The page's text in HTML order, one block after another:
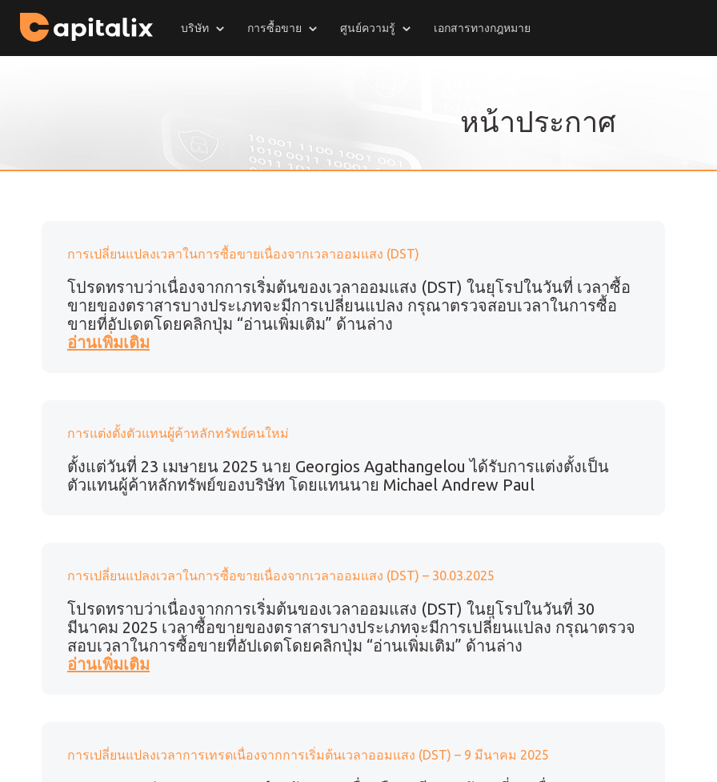
บริษัท การซื้อขาย ศูนย์ความรู้ เอกสารทางกฎหมาย
หน้าประกาศ
การเปลี่ยนแปลงเวลาในการซื้อขายเนื่องจากเวลาออมแสง (DST)
โปรดทราบว่าเนื่องจากการเริ่มต้นของเวลาออมแสง (DST) ในยุโรปในวันที่ เวลาซื้อ
ขายของตราสารบางประเภทจะมีการเปลี่ยนแปลง กรุณาตรวจสอบเวลาในการซื้อ
ขายที่อัปเดตโดยคลิกปุ่ม “อ่านเพิ่มเติม” ด้านล่าง
อ่านเพิ่มเติม
การแต่งตั้งตัวแทนผู้ค้าหลักทรัพย์คนใหม่
ตั้งแต่วันที่ 23 เมษายน 2025 นาย Georgios Agathangelou ได้รับการแต่งตั้งเป็น
ตัวแทนผู้ค้าหลักทรัพย์ของบริษัท โดยแทนนาย Michael Andrew Paul
การเปลี่ยนแปลงเวลาในการซื้อขายเนื่องจากเวลาออมแสง (DST) – 30.03.2025
โปรดทราบว่าเนื่องจากการเริ่มต้นของเวลาออมแสง (DST) ในยุโรปในวันที่ 30
มีนาคม 2025 เวลาซื้อขายของตราสารบางประเภทจะมีการเปลี่ยนแปลง กรุณาตรวจ
สอบเวลาในการซื้อขายที่อัปเดตโดยคลิกปุ่ม “อ่านเพิ่มเติม” ด้านล่าง
อ่านเพิ่มเติม
การเปลี่ยนแปลงเวลาการเทรดเนื่องจากการเริ่มต้นเวลาออมแสง (DST) – 9 มีนาคม 2025